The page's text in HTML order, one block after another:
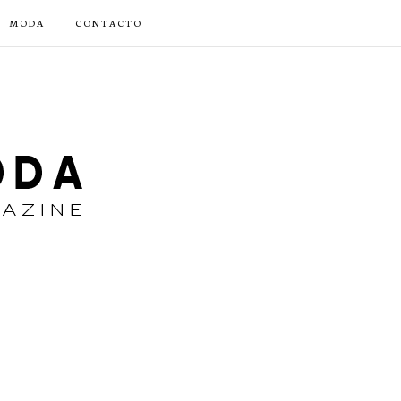
MODA CONTACTO